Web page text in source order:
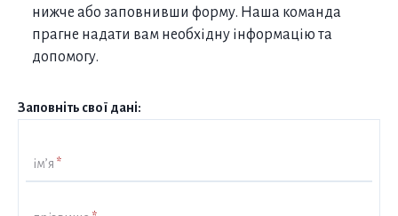
нижче або заповнивши форму. Наша команда
прагне надати вам необхідну інформацію та
допомогу.
Заповніть свої дані:
ім’я *